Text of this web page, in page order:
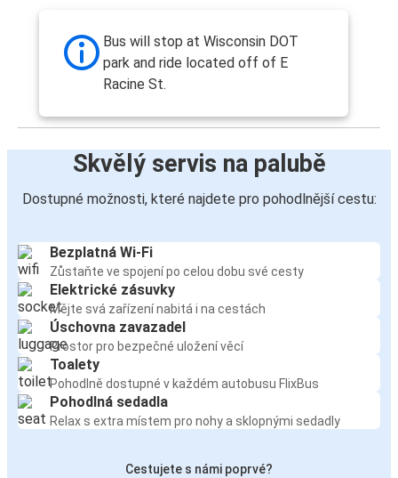
Bus will stop at Wisconsin DOT
park and ride located off of E
Racine St.
Skvělý servis na palubě
Dostupné možnosti, které najdete pro pohodlnější cestu:
Bezplatná Wi-Fi
Zůstaňte ve spojení po celou dobu své cesty
Elektrické zásuvky
Mějte svá zařízení nabitá i na cestách
Úschovna zavazadel
Prostor pro bezpečné uložení věcí
Toalety
Pohodlně dostupné v každém autobusu FlixBus
Pohodlná sedadla
Relax s extra místem pro nohy a sklopnými sedadly
Cestujete s námi poprvé?